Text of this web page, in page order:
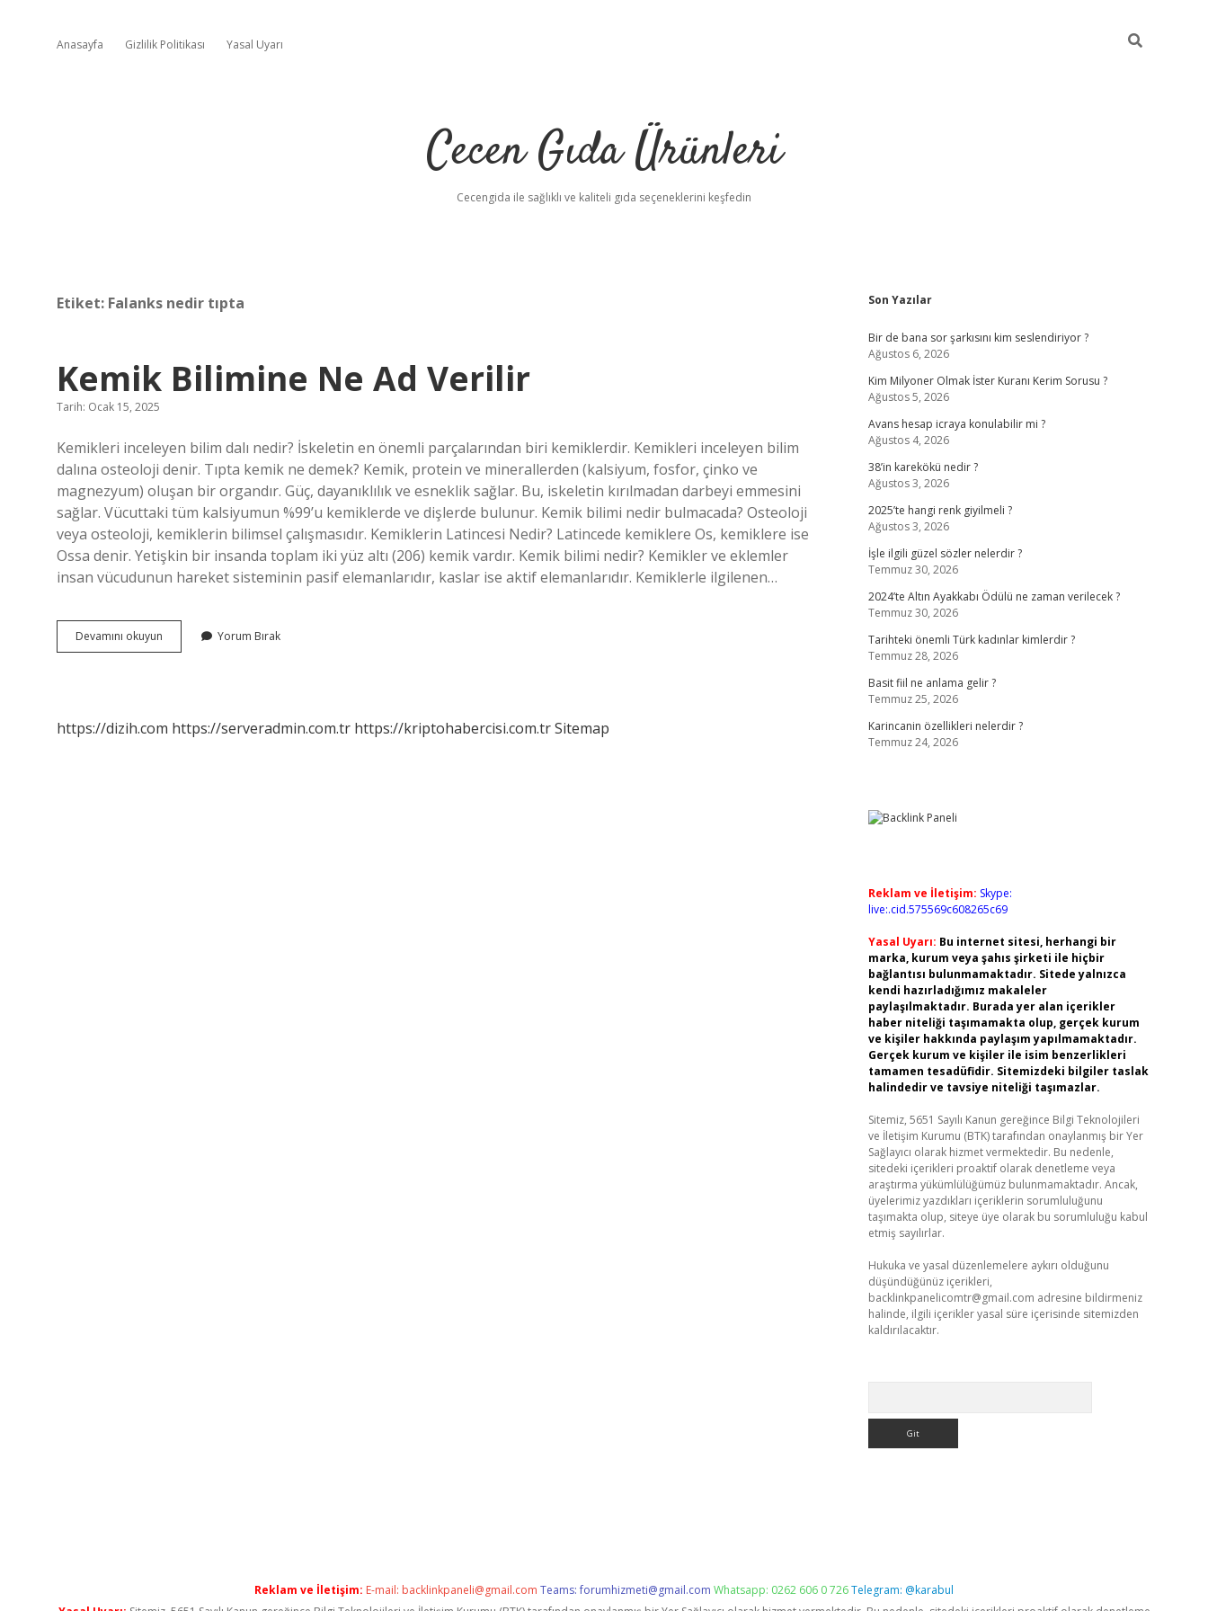
Anasayfa Gizlilik Politikası Yasal Uyarı
Cecen Gıda Ürünleri
Cecengida ile sağlıklı ve kaliteli gıda seçeneklerini keşfedin
Etiket: Falanks nedir tıpta
Kemik Bilimine Ne Ad Verilir
Tarih: Ocak 15, 2025
Kemikleri inceleyen bilim dalı nedir? İskeletin en önemli parçalarından biri kemiklerdir. Kemikleri inceleyen bilim
dalına osteoloji denir. Tıpta kemik ne demek? Kemik, protein ve minerallerden (kalsiyum, fosfor, çinko ve
magnezyum) oluşan bir organdır. Güç, dayanıklılık ve esneklik sağlar. Bu, iskeletin kırılmadan darbeyi emmesini
sağlar. Vücuttaki tüm kalsiyumun %99’u kemiklerde ve dişlerde bulunur. Kemik bilimi nedir bulmacada? Osteoloji
veya osteoloji, kemiklerin bilimsel çalışmasıdır. Kemiklerin Latincesi Nedir? Latincede kemiklere Os, kemiklere ise
Ossa denir. Yetişkin bir insanda toplam iki yüz altı (206) kemik vardır. Kemik bilimi nedir? Kemikler ve eklemler
insan vücudunun hareket sisteminin pasif elemanlarıdır, kaslar ise aktif elemanlarıdır. Kemiklerle ilgilenen…
Devamını okuyun
Bilimine
Yorum Bırak
https://dizih.com https://serveradmin.com.tr https://kriptohabercisi.com.trSitemap
Sidebar
Son Yazılar
Bir de bana sor şarkısını kim seslendiriyor ?
Ağustos 6, 2026
Kim Milyoner Olmak İster Kuranı Kerim Sorusu ?
Ağustos 5, 2026
Avans hesap icraya konulabilir mi ?
Ağustos 4, 2026
38’in karekökü nedir ?
Ağustos 3, 2026
2025’te hangi renk giyilmeli ?
Ağustos 3, 2026
İşle ilgili güzel sözler nelerdir ?
Temmuz 30, 2026
2024’te Altın Ayakkabı Ödülü ne zaman verilecek ?
Temmuz 30, 2026
Tarihteki önemli Türk kadınlar kimlerdir ?
Temmuz 28, 2026
Basit fiil ne anlama gelir ?
Temmuz 25, 2026
Karincanin özellikleri nelerdir ?
Temmuz 24, 2026
Reklam ve İletişim: Skype:
live:.cid.575569c608265c69
Yasal Uyarı: Bu internet sitesi, herhangi bir
marka, kurum veya şahıs şirketi ile hiçbir
bağlantısı bulunmamaktadır. Sitede yalnızca
kendi hazırladığımız makaleler
paylaşılmaktadır. Burada yer alan içerikler
haber niteliği taşımamakta olup, gerçek kurum
ve kişiler hakkında paylaşım yapılmamaktadır.
Gerçek kurum ve kişiler ile isim benzerlikleri
tamamen tesadüfidir. Sitemizdeki bilgiler taslak
halindedir ve tavsiye niteliği taşımazlar.
Sitemiz, 5651 Sayılı Kanun gereğince Bilgi Teknolojileri
ve İletişim Kurumu (BTK) tarafından onaylanmış bir Yer
Sağlayıcı olarak hizmet vermektedir. Bu nedenle,
sitedeki içerikleri proaktif olarak denetleme veya
araştırma yükümlülüğümüz bulunmamaktadır. Ancak,
üyelerimiz yazdıkları içeriklerin sorumluluğunu
taşımakta olup, siteye üye olarak bu sorumluluğu kabul
etmiş sayılırlar.
Hukuka ve yasal düzenlemelere aykırı olduğunu
düşündüğünüz içerikleri,
backlinkpanelicomtr@gmail.com adresine bildirmeniz
halinde, ilgili içerikler yasal süre içerisinde sitemizden
kaldırılacaktır.
Reklam ve İletişim: E-mail: backlinkpaneli@gmail.com Teams:forumhizmeti@gmail.com Whatsapp: 0262 606 0 726Telegram: @karabul